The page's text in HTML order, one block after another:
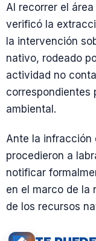
Al recorrer el
verificó la
la intervención
nativo, rodeado
actividad no
correspondientes
ambiental.
Ante la infracción
procedieron a
notificar
en el marco de la
de los recursos